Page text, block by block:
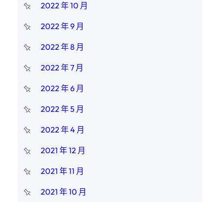
2022 年 10 月
2022 年 9 月
2022 年 8 月
2022 年 7 月
2022 年 6 月
2022 年 5 月
2022 年 4 月
2021 年 12 月
2021 年 11 月
2021 年 10 月